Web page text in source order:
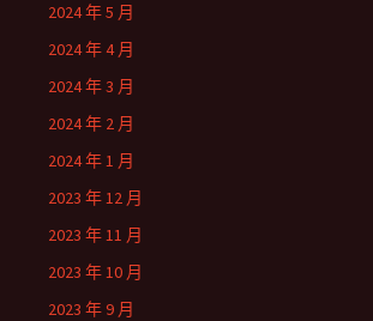
2024 年 5 月
2024 年 4 月
2024 年 3 月
2024 年 2 月
2024 年 1 月
2023 年 12 月
2023 年 11 月
2023 年 10 月
2023 年 9 月